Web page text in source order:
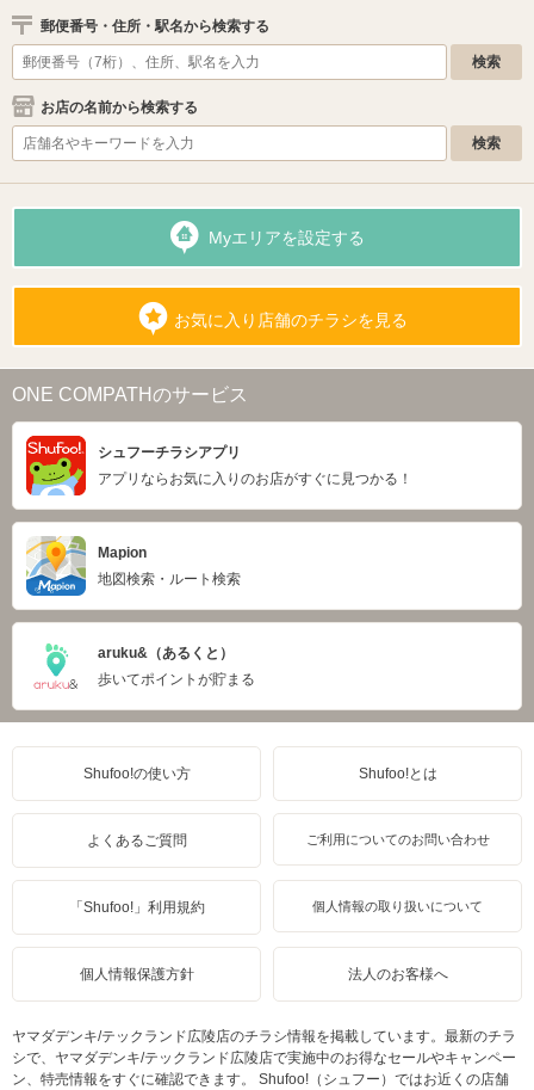
郵便番号・住所・駅名から検索する
お店の名前から検索する
Myエリアを設定する
お気に入り店舗のチラシを見る
ONE COMPATHのサービス
シュフーチラシアプリ
アプリならお気に入りのお店がすぐに見つかる！
Mapion
地図検索・ルート検索
aruku&（あるくと）
歩いてポイントが貯まる
Shufoo!の使い方 Shufoo!とは
よくあるご質問 ご利用についてのお問い合わせ
「Shufoo!」利用規約 個人情報の取り扱いについて
個人情報保護方針 法人のお客様へ
ヤマダデンキ/テックランド広陵店のチラシ情報を掲載しています。最新のチラ
シで、ヤマダデンキ/テックランド広陵店で実施中のお得なセールやキャンペー
ン、特売情報をすぐに確認できます。 Shufoo!（シュフー）ではお近くの店舗